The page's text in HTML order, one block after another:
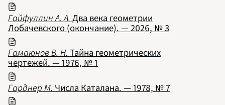
Гайфуллин А. А. Два века геометрии
Лобачевского (окончание). — 2026, № 3
Гамаюнов В. Н. Тайна геометрических
чертежей. — 1976, № 1
Гарднер М. Числа Каталана. — 1978, № 7